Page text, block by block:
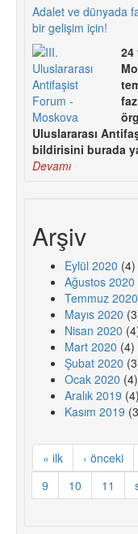
Adalet ve dünyada
bir gelişim için!
24
Uluslararası
bildirisini burada
Devamı
Arşiv
Eylül 2020 (4)
Ağustos 2020
Temmuz 2020
Mayıs 2020
Nisan 2020
Mart 2020 (4)
Şubat 2020
Ocak 2020 (4)
Aralık 2019 (4)
Kasım 2019
« ilk ‹ önceki
9
10 11